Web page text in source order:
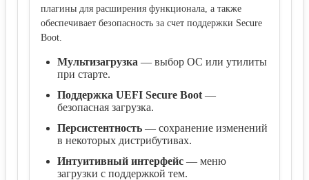
плагины для расширения функционала, а также
обеспечивает безопасность за счет поддержки Secure
Boot.
Мультизагрузка — выбор ОС или утилиты
при старте.
Поддержка UEFI Secure Boot —
безопасная загрузка.
Персистентность — сохранение изменений
в некоторых дистрибутивах.
Интуитивный интерфейс — меню
загрузки с поддержкой тем.